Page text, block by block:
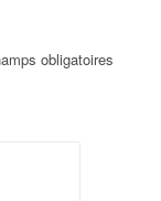
obligatoires